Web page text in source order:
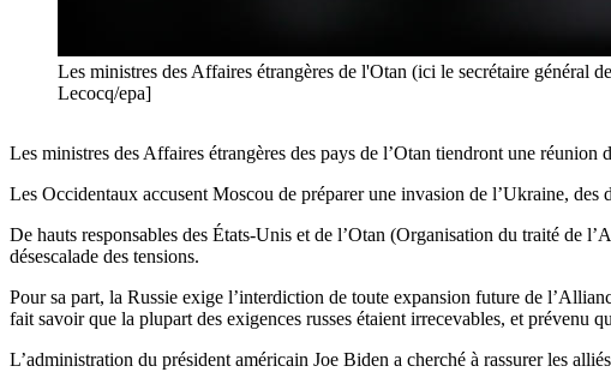
Les ministres des Affaires étrangères de l'Otan (ici le secrétaire général
Lecocq/epa]
Les ministres des Affaires étrangères des pays de l’Otan tiendront une
Les Occidentaux accusent Moscou de préparer une invasion de l’Ukraine, des
De hauts responsables des États-Unis et de l’Otan (Organisation du traité de
désescalade des tensions.
Pour sa part, la Russie exige l’interdiction de toute expansion future de
fait savoir que la plupart des exigences russes étaient irrecevables, et prévenu
L’administration du président américain Joe Biden a cherché à rassurer les